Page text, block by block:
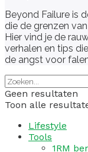
Beyond Failure is
die de grenzen
Hier vind je de
verhalen en tips
de angst voor
Geen resultaten
Toon alle
Lifestyle
Tools
1RM